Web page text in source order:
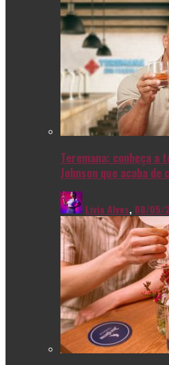
Teremana: conheça a
Johnson que acaba de
Livia Alves, 08/05/